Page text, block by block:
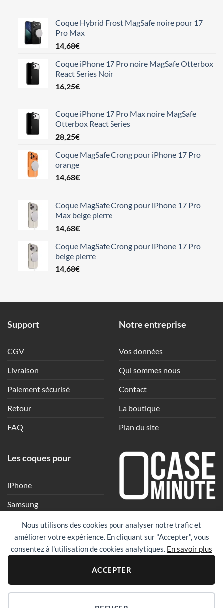
Nous utilisons des cookies pour analyser notre trafic et
améliorer votre expérience. En cliquant sur "Accepter", vous
consentez à l'utilisation de cookies analytiques. En savoir plus
ACCEPTER
Coque Hybrid Frost MagSafe noire pour 17
Pro Max
14,68€
Coque iPhone 17 Pro noire MagSafe Otterbox
React Series Noir
16,25€
Coque iPhone 17 Pro Max noire MagSafe
Otterbox React Series
28,25€
Coque MagSafe Crong pour iPhone 17 Pro
orange
14,68€
Coque MagSafe Crong pour iPhone 17 Pro
Max beige pierre
14,68€
Coque MagSafe Crong pour iPhone 17 Pro
beige pierre
14,68€
Support
CGV
Livraison
Paiement sécurisé
Retour
FAQ
Notre entreprise
Vos données
Qui sommes nous
Contact
La boutique
Plan du site
Les coques pour
iPhone
Samsung
Xiaomi
Google
Huawei
Une coque en quelques
clics